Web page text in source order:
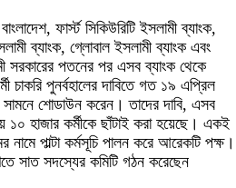
ফার্স্ট সিকিউরিটি ইসলামী ব্যাংক,
ব্যাংক, গ্লোবাল ইসলামী ব্যাংক এবং
সরকারের পতনের পর এসব ব্যাংক থেকে
পুনর্বহালের দাবিতে গত ১৯ এপ্রিল
শোডাউন করেন। তাদের দাবি, এসব
১০ হাজার কর্মীকে ছাঁটাই করা হয়েছে। একই
নামে পাল্টা কর্মসূচি পালন করে আরেকটি পক্ষ।
সাত সদস্যের কমিটি গঠন করেছেন